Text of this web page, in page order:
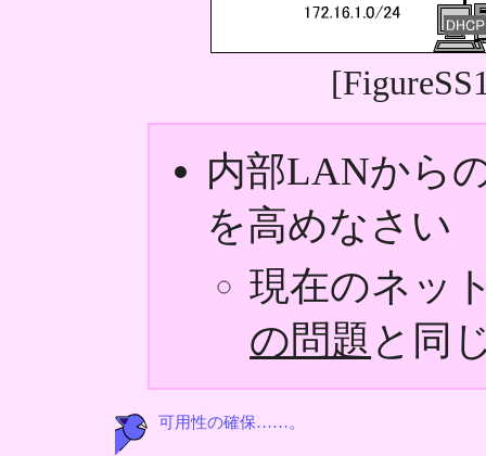
内部LANから
を高めなさい
現在のネッ
の問題 と同
可用性の確保……。